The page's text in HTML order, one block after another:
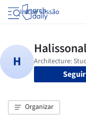
Iniciar sessão
Seguir
Organizar